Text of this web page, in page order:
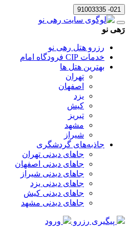
021- 91003335
رَهی نو
رزرو هتل رهی نو
خدمات CIP فرودگاه امام
بهترین هتل ها
تهران
اصفهان
یزد
کیش
تبریز
مشهد
شیراز
جاذبه‌های گردشگری
جاهای دیدنی تهران
جاهای دیدنی اصفهان
جاهای دیدنی شیراز
جاهای دیدنی یزد
جاهای دیدنی کیش
جاهای دیدنی مشهد
پیگیری رزرو ورود